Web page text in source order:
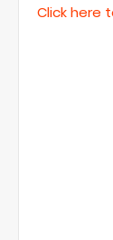
Click here